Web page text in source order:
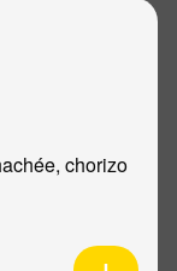
chorizo